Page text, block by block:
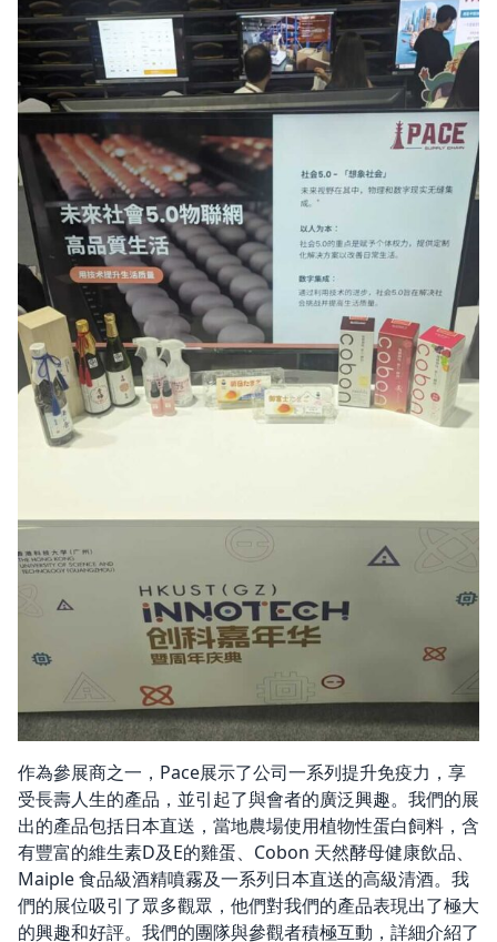
作為參展商之一，Pace展示了公司一系列提升免疫力，享
受長壽人生的產品，並引起了與會者的廣泛興趣。我們的展
出的產品包括日本直送，當地農場使用植物性蛋白飼料，含
有豐富的維生素D及E的雞蛋、Cobon 天然酵母健康飲品、
Maiple 食品級酒精噴霧及一系列日本直送的高級清酒。我
們的展位吸引了眾多觀眾，他們對我們的產品表現出了極大
的興趣和好評。我們的團隊與參觀者積極互動，詳細介紹了